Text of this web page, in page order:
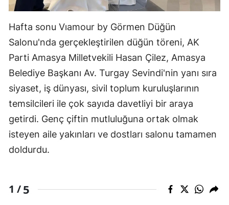
Hafta sonu Vıamour by Görmen Düğün
Salonu'nda gerçekleştirilen düğün töreni, AK
Parti Amasya Milletvekili Hasan Çilez, Amasya
Belediye Başkanı Av. Turgay Sevindi'nin yanı sıra
siyaset, iş dünyası, sivil toplum kuruluşlarının
temsilcileri ile çok sayıda davetliyi bir araya
getirdi. Genç çiftin mutluluğuna ortak olmak
isteyen aile yakınları ve dostları salonu tamamen
doldurdu.
1 /5